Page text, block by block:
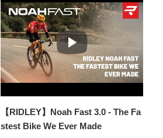
【RIDLEY】Noah Fast 3.0 - The Fa
stest Bike We Ever Made